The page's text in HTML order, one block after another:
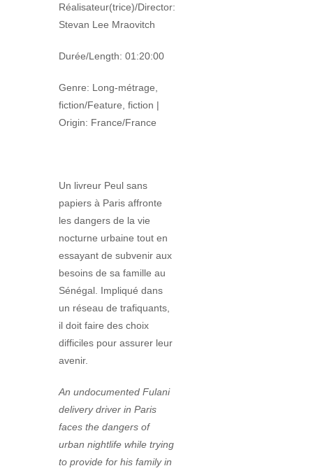
Réalisateur(trice)/Director:
Stevan Lee Mraovitch
Durée/Length: 01:20:00
Genre: Long-métrage,
fiction/Feature, fiction |
Origin: France/France
Un livreur Peul sans
papiers à Paris affronte
les dangers de la vie
nocturne urbaine tout en
essayant de subvenir aux
besoins de sa famille au
Sénégal. Impliqué dans
un réseau de trafiquants,
il doit faire des choix
difficiles pour assurer leur
avenir.
An undocumented Fulani
delivery driver in Paris
faces the dangers of
urban nightlife while trying
to provide for his family in